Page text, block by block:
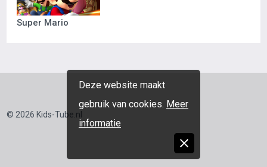
Super Mario
Deze website maakt
gebruik van cookies. Meer
informatie
© 2026 Kids-Tube.nl